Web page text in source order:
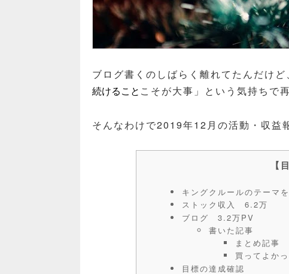
ブログ書くのしばらく離れてたんだけ
続けること こそが大事」という気持ちで再
そんなわけで2019年12月の活動・収益
キングクルールのテーマ
ストック収入 6.2万
ブログ 3.2万PV
書いた記事
まとめ記事
買ってよか
目標の達成確認